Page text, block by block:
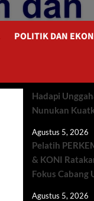
POLITIK DAN
Hadapi
Nunukan
Agustus 5, 2026
Pelatih
& KONI
Fokus Cabang
Agustus 5, 2026